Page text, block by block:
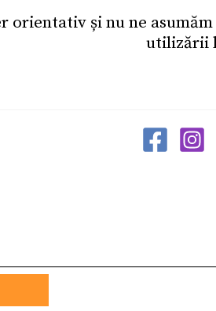
și nu ne
utilizării